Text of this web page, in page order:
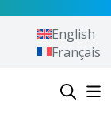
English
Français